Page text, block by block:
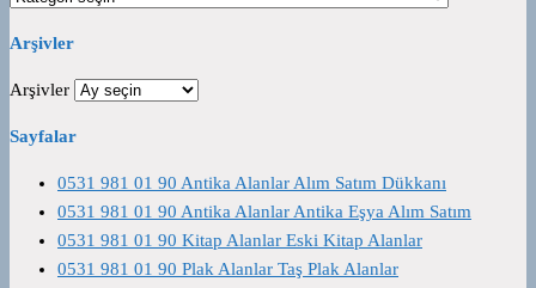
Arşivler
Arşivler
Sayfalar
0531 981 01 90 Antika Alanlar Alım Satım Dükkanı
0531 981 01 90 Antika Alanlar Antika Eşya Alım Satım
0531 981 01 90 Kitap Alanlar Eski Kitap Alanlar
0531 981 01 90 Plak Alanlar Taş Plak Alanlar